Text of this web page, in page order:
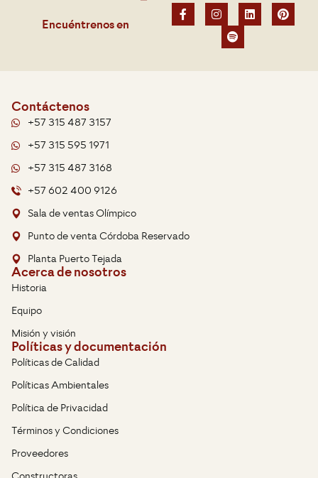
Encuéntrenos en
Contáctenos
+57 315 487 3157
+57 315 595 1971
+57 315 487 3168
+57 602 400 9126
Sala de ventas Olímpico
Punto de venta Córdoba Reservado
Planta Puerto Tejada
Acerca de nosotros
Historia
Equipo
Misión y visión
Políticas y documentación
Políticas de Calidad
Políticas Ambientales
Política de Privacidad
Términos y Condiciones
Proveedores